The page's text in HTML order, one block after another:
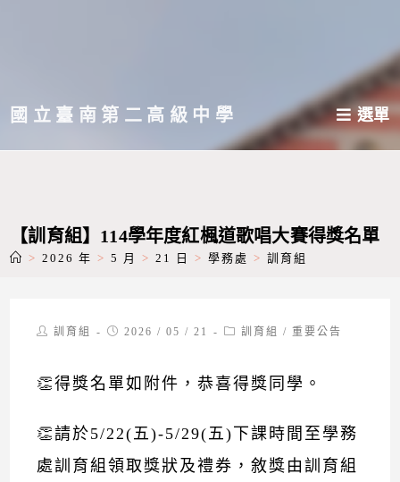
主國立臺南第二高級中學 選單
【訓育組】114學年度紅楓道歌唱大賽得獎名單
> 2026 年 > 5 月 > 21 日 > 學務處 > 訓育組
Post訓育組
Post2026 / 05 / 21
Post訓育組 / 重要公告
👏得獎名單如附件，恭喜得獎同學。
👏請於5/22(五)-5/29(五)下課時間至學務
處訓育組領取獎狀及禮券，敘獎由訓育組